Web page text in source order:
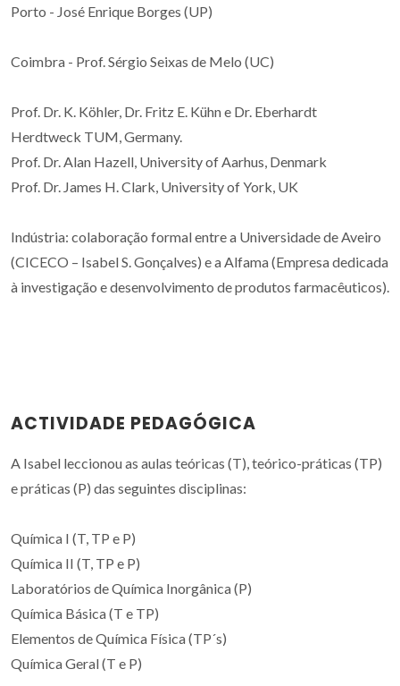
Porto - José Enrique Borges (UP)
Coimbra - Prof. Sérgio Seixas de Melo (UC)
Prof. Dr. K. Köhler, Dr. Fritz E. Kühn e Dr. Eberhardt
Herdtweck TUM, Germany.
Prof. Dr. Alan Hazell, University of Aarhus, Denmark
Prof. Dr. James H. Clark, University of York, UK
Indústria: colaboração formal entre a Universidade de Aveiro
(CICECO – Isabel S. Gonçalves) e a Alfama (Empresa dedicada
à investigação e desenvolvimento de produtos farmacêuticos).
ACTIVIDADE PEDAGÓGICA
A Isabel leccionou as aulas teóricas (T), teórico-práticas (TP)
e práticas (P) das seguintes disciplinas:
Química I (T, TP e P)
Química II (T, TP e P)
Laboratórios de Química Inorgânica (P)
Química Básica (T e TP)
Elementos de Química Física (TP´s)
Química Geral (T e P)